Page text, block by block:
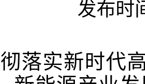
发布时
落实新时代